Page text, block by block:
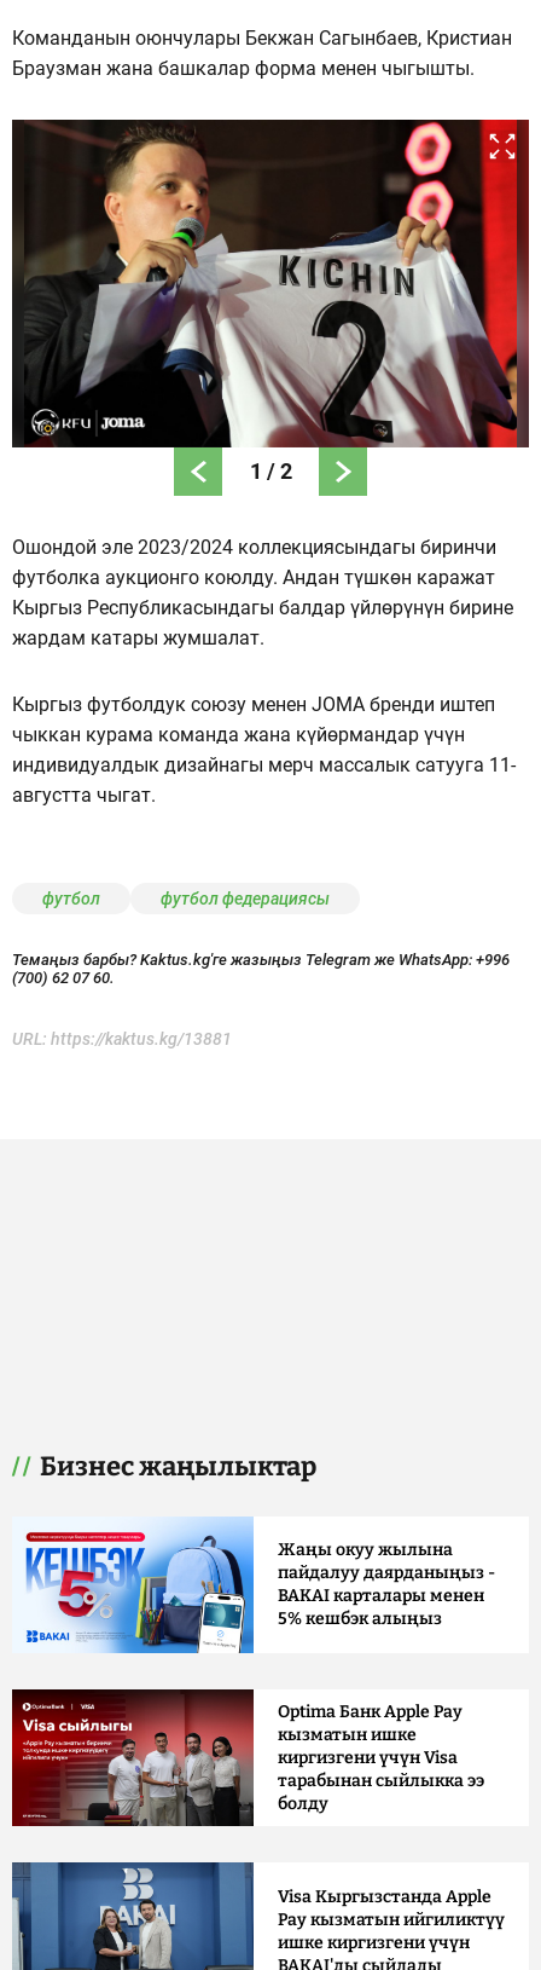
Команданын оюнчулары Бекжан Сагынбаев, Кристиан
Браузман жана башкалар форма менен чыгышты.
1 /2
Ошондой эле 2023/2024 коллекциясындагы биринчи
футболка аукционго коюлду. Андан түшкөн каражат
Кыргыз Республикасындагы балдар үйлөрүнүн бирине
жардам катары жумшалат.
Кыргыз футболдук союзу менен JOMA бренди иштеп
чыккан курама команда жана күйөрмандар үчүн
индивидуалдык дизайнагы мерч массалык сатууга 11-
августта чыгат.
футбол футбол федерациясы
Темаңыз барбы? Kaktus.kg'ге жазыңыз Telegram же WhatsApp: +996
(700) 62 07 60.
URL: https://kaktus.kg/13881
Бизнес жаңылыктар
Жаңы окуу жылына
пайдалуу даярданыңыз -
BAKAI карталары менен
5% кешбэк алыңыз
Optima Банк Apple Pay
кызматын ишке
киргизгени үчүн Visa
тарабынан сыйлыкка ээ
болду
Visa Кыргызстанда Apple
Pay кызматын ийгиликтүү
ишке киргизгени үчүн
BAKAI'ды сыйлады